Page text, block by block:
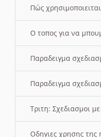
Πώς
O τοπος για να
Παραδειγμα
Παραδειγμα
Τριτη: Σχεδιασμοι
Οδηγιες χρησης της